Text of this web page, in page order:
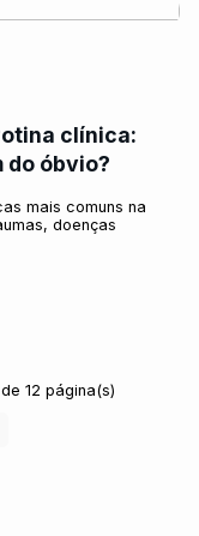
clínica:
do óbvio?
mais comuns na
doenças
12 página(s)